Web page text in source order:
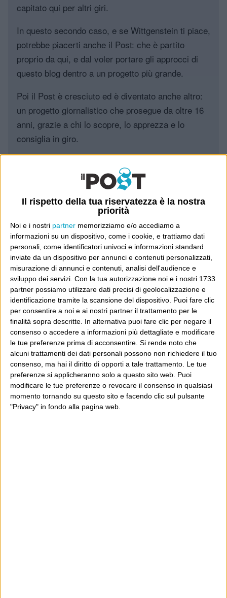
Il rispetto della tua riservatezza è la nostra
priorità
Noi e i nostri partner memorizziamo e/o accediamo a
informazioni su un dispositivo, come i cookie, e trattiamo dati
personali, come identificatori univoci e informazioni standard
inviate da un dispositivo per annunci e contenuti personalizzati,
misurazione di annunci e contenuti, analisi dell'audience e
sviluppo dei servizi. Con la tua autorizzazione noi e i nostri 1733
partner possiamo utilizzare dati precisi di geolocalizzazione e
identificazione tramite la scansione del dispositivo. Puoi fare clic
per consentire a noi e ai nostri partner il trattamento per le
finalità sopra descritte. In alternativa puoi fare clic per negare il
consenso o accedere a informazioni più dettagliate e modificare
le tue preferenze prima di acconsentire. Si rende noto che
alcuni trattamenti dei dati personali possono non richiedere il tuo
consenso, ma hai il diritto di opporti a tale trattamento. Le tue
preferenze si applicheranno solo a questo sito web. Puoi
modificare le tue preferenze o revocare il consenso in qualsiasi
momento tornando su questo sito e facendo clic sul pulsante
"Privacy" in fondo alla pagina web.
capitato qui per altri giri.
In questo secondo caso, e se Wittgenstein ti piace,
potrebbe piacerti anche il Post: che è partito
proprio da qui, e dal voler portare gli approcci di
questo blog dentro a un progetto più grande.
Poi il Post è cresciuto ed è diventato anche altro:
un progetto giornalistico che prosegue da oltre 16
anni, grazie a chi lo scopre, lo apprezza e lo
consiglia in giro.
Luca Sofri Wittgenstein
POST PRECEDENTE
“Romà-noprò-di…”
POST SUCCESSIVO
Maggioritari dentro
E per i regali di Natale